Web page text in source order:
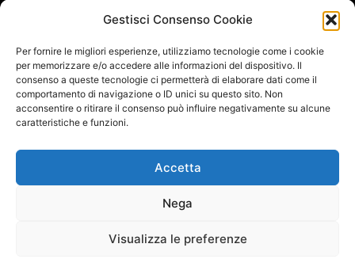
Gestisci Consenso Cookie
Per fornire le migliori esperienze, utilizziamo tecnologie come i cookie
per memorizzare e/o accedere alle informazioni del dispositivo. Il
consenso a queste tecnologie ci permetterà di elaborare dati come il
comportamento di navigazione o ID unici su questo sito. Non
acconsentire o ritirare il consenso può influire negativamente su alcune
caratteristiche e funzioni.
Accetta
Nega
Visualizza le preferenze